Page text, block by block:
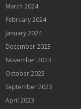
March 2024
February 2024
January 2024
December 2023
November 2023
October 2023
September 2023
April 2023